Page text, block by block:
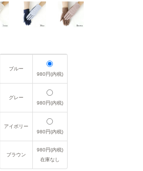
ブルー
980円(内税)
グレー
980円(内税)
アイボリー
980円(内税)
ブラウン
980円(内税)
在庫なし